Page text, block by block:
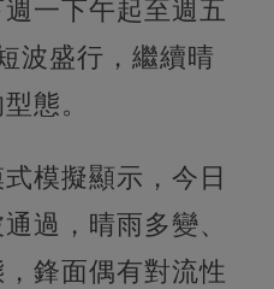
一下午起至週五
波盛行，繼續晴
態。
模擬顯示，今日
過，晴雨多變、
鋒面偶有對流性